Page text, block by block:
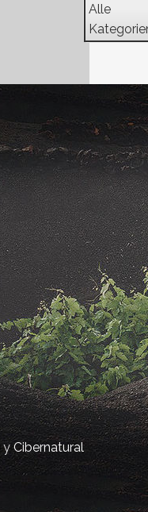
Alle
yCibernatural